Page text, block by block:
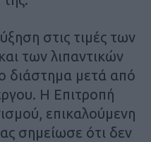
στις τιμές των
των λιπαντικών
διάστημα μετά από
Η Επιτροπή
επικαλούμενη
σημείωσε ότι δεν